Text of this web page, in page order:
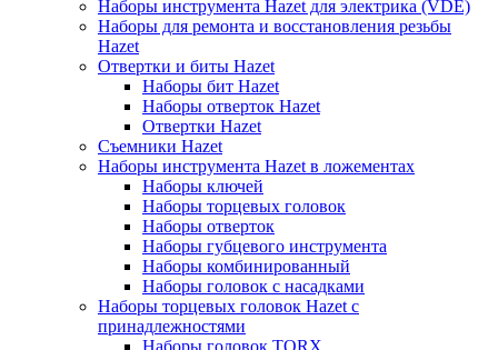
Наборы инструмента Hazet для электрика (VDE)
Наборы для ремонта и восстановления резьбы
Hazet
Отвертки и биты Hazet
Наборы бит Hazet
Наборы отверток Hazet
Отвертки Hazet
Съемники Hazet
Наборы инструмента Hazet в ложементах
Наборы ключей
Наборы торцевых головок
Наборы отверток
Наборы губцевого инструмента
Наборы комбинированный
Наборы головок с насадками
Наборы торцевых головок Hazet с
принадлежностями
Наборы головок TORX